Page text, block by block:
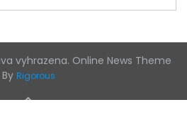
vyhrazena. Online News Theme
By Rigorous